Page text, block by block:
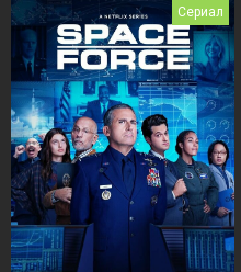
Сериал